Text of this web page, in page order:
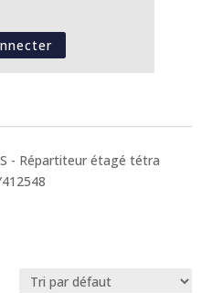
- Répartiteur étagé tétra